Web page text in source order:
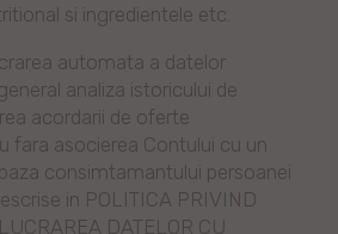
si ingredientele etc.
automata a datelor
analiza istoricului de
acordarii de oferte
fara asocierea Contului cu un
baza consimtamantului persoanei
in POLITICA PRIVIND
DATELOR CU